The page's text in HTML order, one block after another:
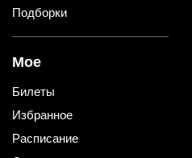
Подборки
Мое
Билеты
Избранное
Расписание